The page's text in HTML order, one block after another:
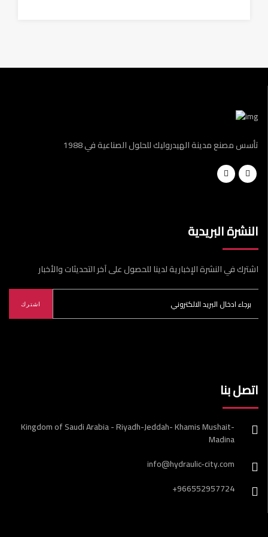
تأسس مصنع مدينة الهيدروليك للحلول الصناعية في 1988
النشرة البريدية
اشترك في النشرة الإخبارية لدينا للحصول على آخر التحديثات والأخبار
اشترك
اتصل بنا
Kingdom of Saudi Arabia - Riyadh-Jeddah- Khamis Mushait-
Madina
info@hydraulic-city.com
+966552957724